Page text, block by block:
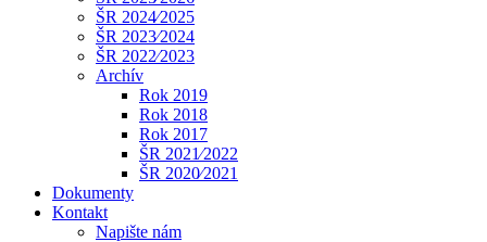
ŠR 2024⁄2025
ŠR 2023⁄2024
ŠR 2022⁄2023
Archív
Rok 2019
Rok 2018
Rok 2017
ŠR 2021⁄2022
ŠR 2020⁄2021
Dokumenty
Kontakt
Napište nám